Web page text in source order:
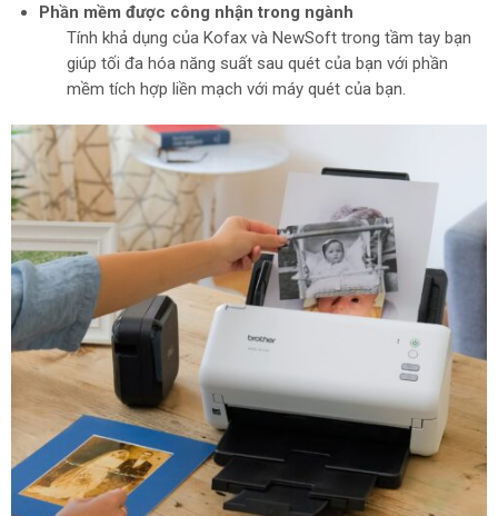
Phần mềm được công nhận trong ngành
Tính khả dụng của Kofax và NewSoft trong tầm tay bạn
giúp tối đa hóa năng suất sau quét của bạn với phần
mềm tích hợp liền mạch với máy quét của bạn.